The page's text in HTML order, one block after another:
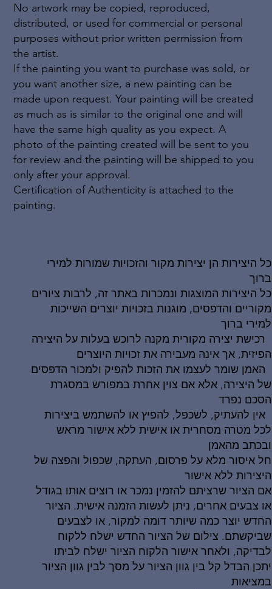
No artwork may be copied, reproduced,
distributed, or used for commercial or personal
purposes without prior written permission from
the artist.
If the painting you want to purchase was sold, or
you want another size, a new painting can be
made upon request. Your painting will be created
as much as is similar to the original one and will
have the same high quality as you expect. A
photo of the painting created will be sent to you
for review and the painting will be shipped to you
only after your approval.
Certification of Authenticity is attached to the
painting.
כל היצירות הן יצירות מקור והזכויות שמורות למירי
ברוך
כל היצירות המוצגות ונמכרות באתר זה, לרבות ציורים
מקוריים והדפסים, מוגנות בזכויות יוצרים השייכות
למירי ברוך
רכישת יצירה מקורית מקנה לרוכש בעלות על היצירה
הפיזית, אך אינה מעבירה את זכויות היוצרים
האמן שומר לעצמו את הזכות להפיק ולמכור הדפסים
של היצירה, אלא אם צוין אחרת במפורש במסגרת
הסכם נפרד
אין להעתיק, לשכפל, להפיץ או להשתמש ביצירות
לכל מטרה מסחרית או אישית ללא אישור מראש
ובכתב מהאמן
חל איסור מלא על פרסום, העתקה, שכפול והפצה של
היצירות ללא אישור
אם הציור שרציתם להזמין נמכר או רוצים אותו בגודל
או צבעים אחרים, ניתן לעשות הזמנה אישית. הציור
החדש יוצר כמה שיותר דומה למקור, או לצבעים
שביקשתם. צילום של הציור החדש ישלח ללקוח
לבדיקה, ולאחר אישור הלקוח הציור ישלח לביתו
יתכן הבדל קל בין גוון הציור על מסך לבין גוון הציור
במציאות